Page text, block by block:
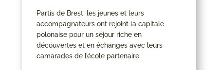
Partis de Brest, les jeunes et leurs
accompagnateurs ont rejoint la capitale
polonaise pour un séjour riche en
découvertes et en échanges avec leurs
camarades de l’école partenaire.